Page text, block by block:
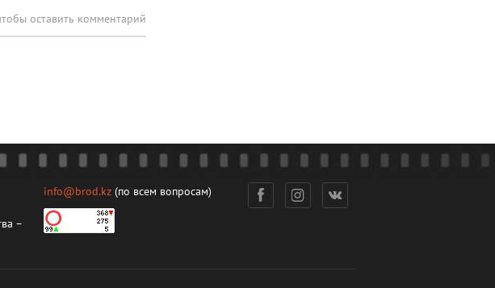
оставить комментарий
–
info@brod.kz (по всем вопросам)